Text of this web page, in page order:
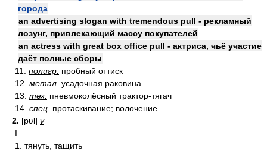
города
an advertising slogan with tremendous pull - рекламный
лозунг, привлекающий массу покупателей
an actress with great box office pull - актриса, чьё участие
даёт полные сборы
11. полигр. пробный оттиск
12. метал. усадочная раковина
13. тех. пневмоколёсный трактор-тягач
14. спец. протаскивание; волочение
2. [pʋl] v
I
1. тянуть, тащить